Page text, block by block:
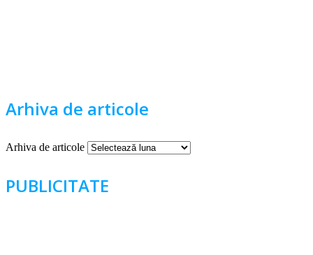
Arhiva de articole
Arhiva de articole
PUBLICITATE